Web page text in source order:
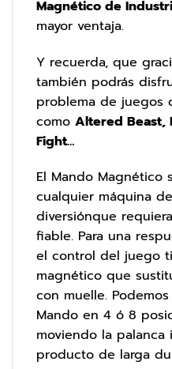
Magnético de
mayor ventaja.
Y recuerda, que
también podrás
problema de juegos
como Altered Beast,
Fight…
El Mando Magnético
cualquier máquina
diversiónque
fiable. Para una
el control del juego
magnético que
con muelle.
Mando en 4 ó 8
moviendo la palanca
producto de larga